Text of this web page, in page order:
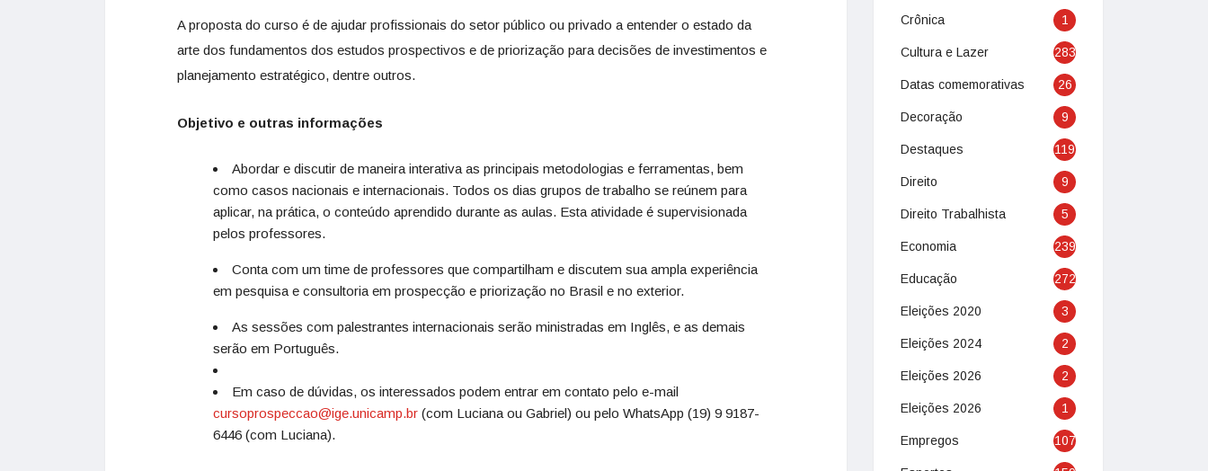
A proposta do curso é de ajudar profissionais do setor público ou privado a entender o estado da
arte dos fundamentos dos estudos prospectivos e de priorização para decisões de investimentos e
planejamento estratégico, dentre outros.
Objetivo e outras informações
Abordar e discutir de maneira interativa as principais metodologias e ferramentas, bem
como casos nacionais e internacionais. Todos os dias grupos de trabalho se reúnem para
aplicar, na prática, o conteúdo aprendido durante as aulas. Esta atividade é supervisionada
pelos professores.
Conta com um time de professores que compartilham e discutem sua ampla experiência
em pesquisa e consultoria em prospecção e priorização no Brasil e no exterior.
As sessões com palestrantes internacionais serão ministradas em Inglês, e as demais
serão em Português.
Em caso de dúvidas, os interessados podem entrar em contato pelo e-mail
cursoprospeccao@ige.unicamp.br (com Luciana ou Gabriel) ou pelo WhatsApp (19) 9 9187-
6446 (com Luciana).
Crônica 1
Cultura e Lazer 283
Datas comemorativas 26
Decoração 9
Destaques 119
Direito 9
Direito Trabalhista 5
Economia 239
Educação 272
Eleições 2020 3
Eleições 2024 2
Eleições 2026 2
Eleições 2026 1
Empregos 107